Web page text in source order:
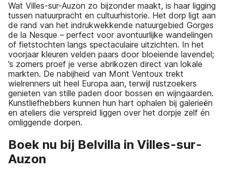
Wat Villes-sur-Auzon zo bijzonder maakt, is haar ligging
tussen natuurpracht en cultuurhistorie. Het dorp ligt aan
de rand van het indrukwekkende natuurgebied Gorges
de la Nesque – perfect voor avontuurlijke wandelingen
of fietstochten langs spectaculaire uitzichten. In het
voorjaar kleuren velden paars door bloeiende lavendel;
’s zomers proef je verse abrikozen direct van lokale
markten. De nabijheid van Mont Ventoux trekt
wielrenners uit heel Europa aan, terwijl rustzoekers
genieten van stille paden door bossen en wijngaarden.
Kunstliefhebbers kunnen hun hart ophalen bij galerieën
en ateliers die verspreid liggen over het dorpje zelf én
omliggende dorpen.
Boek nu bij Belvilla in Villes-sur-
Auzon